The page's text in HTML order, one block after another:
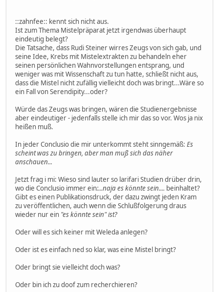
::zahnfee:: kennt sich nicht aus.
Ist zum Thema Mistelpräparat jetzt irgendwas überhaupt
eindeutig belegt?
Die Tatsache, dass Rudi Steiner wirres Zeugs von sich gab, und
seine Idee, Krebs mit Mistelextrakten zu behandeln eher
seinen persönlichen Wahnvorstellungen entsprang, und
weniger was mit Wissenschaft zu tun hatte, schließt nicht aus,
dass die Mistel nicht zufällig vielleicht doch was bringt...Wäre so
ein Fall von Serendipity...oder?
Würde das Zeugs was bringen, wären die Studienergebnisse
aber eindeutiger - jedenfalls stelle ich mir das so vor. Wos ja nix
heißen muß.
In jeder Conclusio die mir unterkommt steht sinngemäß: Es
scheint was zu bringen, aber man muß sich das näher
anschauen...
Jetzt frag i mi: Wieso sind lauter so larifari Studien drüber drin,
wo die Conclusio immer ein:...naja es könnte sein.... beinhaltet?
Gibt es einen Publikationsdruck, der dazu zwingt jeden Kram
zu veröffentlichen, auch wenn die Schlußfolgerung draus
wieder nur ein "es könnte sein" ist?
Oder will es sich keiner mit Weleda anlegen?
Oder ist es einfach ned so klar, was eine Mistel bringt?
Oder bringt sie vielleicht doch was?
Oder bin ich zu doof zum recherchieren?